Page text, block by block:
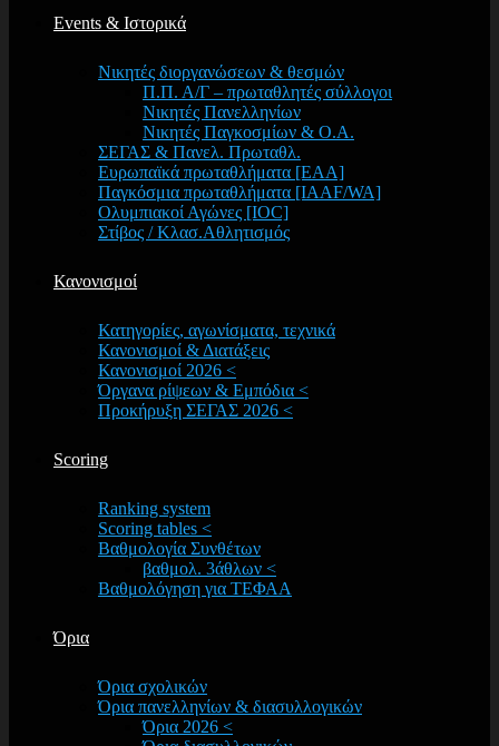
Events & Ιστορικά
Νικητές διοργανώσεων & θεσμών
Π.Π. Α/Γ – πρωταθλητές σύλλογοι
Νικητές Πανελληνίων
Νικητές Παγκοσμίων & Ο.Α.
ΣΕΓΑΣ & Πανελ. Πρωταθλ.
Ευρωπαϊκά πρωταθλήματα [EAA]
Παγκόσμια πρωταθλήματα [IAAF/WA]
Ολυμπιακοί Αγώνες [IOC]
Στίβος / Κλασ.Αθλητισμός
Κανονισμοί
Κατηγορίες, αγωνίσματα, τεχνικά
Κανονισμοί & Διατάξεις
Κανονισμοί 2026 <
Όργανα ρίψεων & Εμπόδια <
Προκήρυξη ΣΕΓΑΣ 2026 <
Scoring
Ranking system
Scoring tables <
Βαθμολογία Συνθέτων
βαθμολ. 3άθλων <
Βαθμολόγηση για ΤΕΦΑΑ
Όρια
Όρια σχολικών
Όρια πανελληνίων & διασυλλογικών
Όρια 2026 <